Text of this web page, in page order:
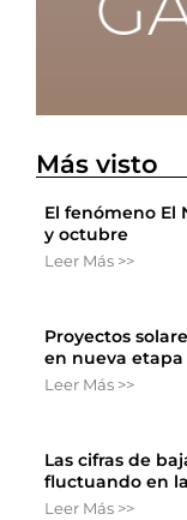
Más visto
El fenómeno El
y octubre
Leer Más >>
Proyectos
en nueva etapa
Leer Más >>
Las cifras de
fluctuando en
Leer Más >>